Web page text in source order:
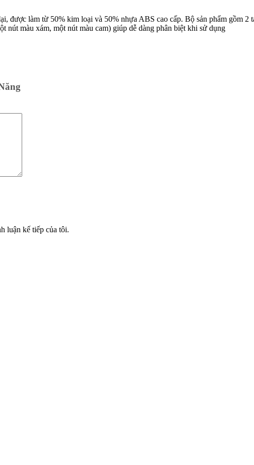
được làm từ 50% kim loại và 50% nhựa ABS cao cấp. Bộ sản phẩm gồm 2
màu xám, một nút màu cam) giúp dễ dàng phân biệt khi sử dụng
luận kế tiếp của tôi.